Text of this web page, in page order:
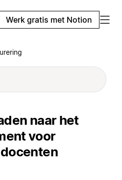
Werk gratis met Notion
naar het
voor